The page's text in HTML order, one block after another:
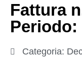
Fattura
Periodo:
Categoria: